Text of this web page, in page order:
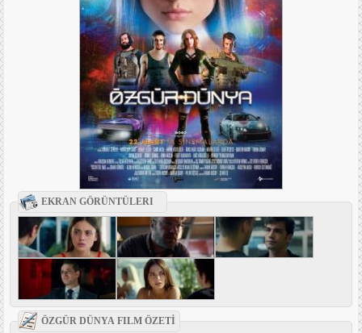
EKRAN GÖRÜNTÜLERI
ÖZGÜR DÜNYA FILM ÖZETİ